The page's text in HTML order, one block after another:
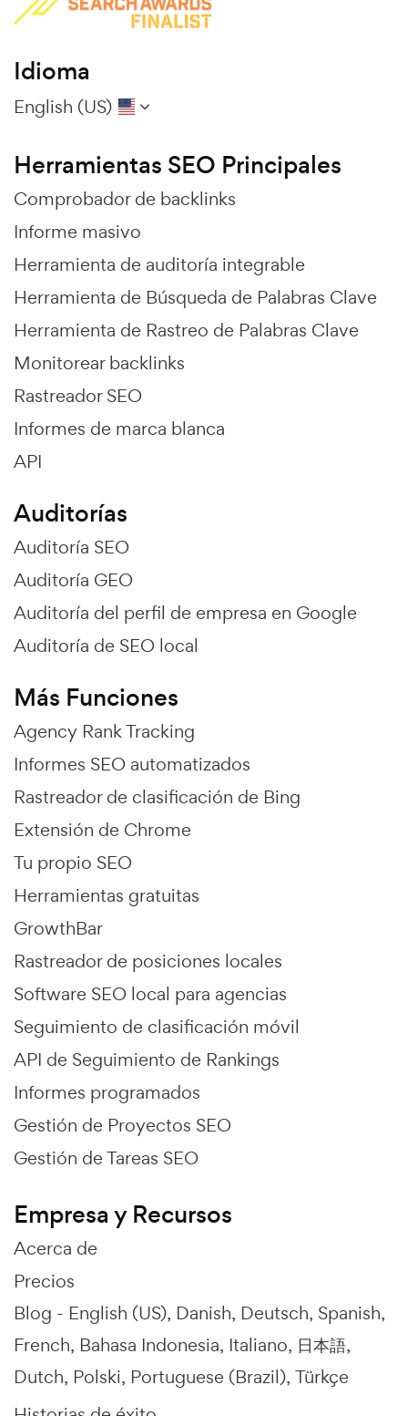
Idioma
English (US)
Herramientas SEO Principales
Comprobador de backlinks
Informe masivo
Herramienta de auditoría integrable
Herramienta de Búsqueda de Palabras Clave
Herramienta de Rastreo de Palabras Clave
Monitorear backlinks
Rastreador SEO
Informes de marca blanca
API
Auditorías
Auditoría SEO
Auditoría GEO
Auditoría del perfil de empresa en Google
Auditoría de SEO local
Más Funciones
Agency Rank Tracking
Informes SEO automatizados
Rastreador de clasificación de Bing
Extensión de Chrome
Tu propio SEO
Herramientas gratuitas
GrowthBar
Rastreador de posiciones locales
Software SEO local para agencias
Seguimiento de clasificación móvil
API de Seguimiento de Rankings
Informes programados
Gestión de Proyectos SEO
Gestión de Tareas SEO
Empresa y Recursos
Acerca de
Precios
Blog - English (US) Danish Deutsch Spanish
French Bahasa Indonesia Italiano 日本語
Dutch Polski Portuguese (Brazil) Türkçe